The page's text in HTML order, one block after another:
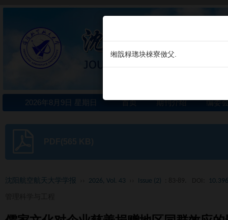
缃戠粶璁块棶寮傚父.
2026年8月9日 星期日 首页 期刊介绍 编委
沈阳航空航天大学学报 2026, Vol. 43 Issue (2)